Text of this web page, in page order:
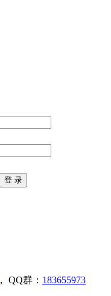
， QQ群： 183655973